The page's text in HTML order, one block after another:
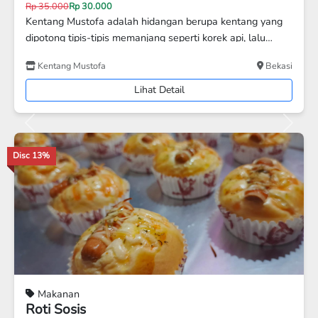
Rp 130.000Rp 125.000
Uli hantaran di box
Happy Kitchen KAB. TANGERANG
Lihat Detail
Makanan
Somay Ikan Tenggara
Previous Next